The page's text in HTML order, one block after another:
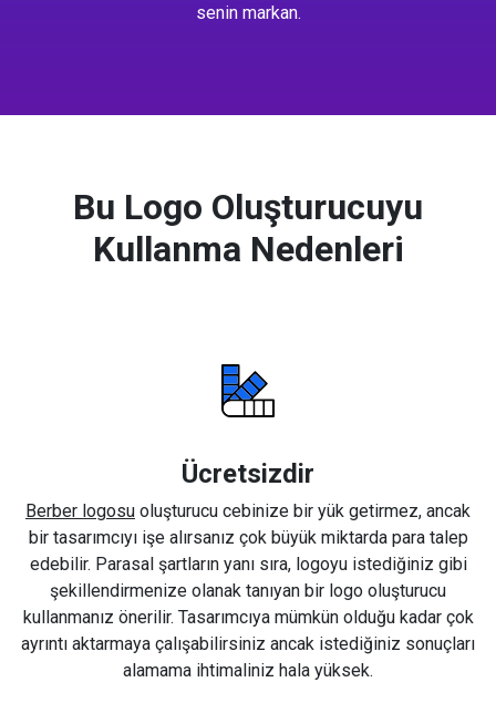
senin markan.
Bu Logo Oluşturucuyu
Kullanma Nedenleri
Ücretsizdir
Berber logosu oluşturucu cebinize bir yük getirmez, ancak
bir tasarımcıyı işe alırsanız çok büyük miktarda para talep
edebilir. Parasal şartların yanı sıra, logoyu istediğiniz gibi
şekillendirmenize olanak tanıyan bir logo oluşturucu
kullanmanız önerilir. Tasarımcıya mümkün olduğu kadar çok
ayrıntı aktarmaya çalışabilirsiniz ancak istediğiniz sonuçları
alamama ihtimaliniz hala yüksek.